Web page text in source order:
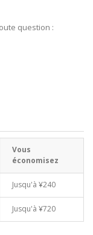
question :
Vous
économisez
Jusqu'à ¥240
Jusqu'à ¥720